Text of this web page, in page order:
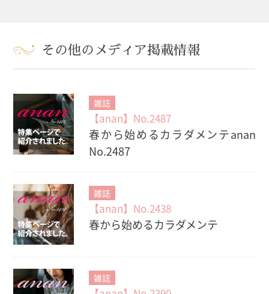
その他のメディア掲載情報
雑誌
【anan】No.2487
春から始めるカラダメンテanan
No.2487
雑誌
【anan】No.2438
春から始めるカラダメンテ
雑誌